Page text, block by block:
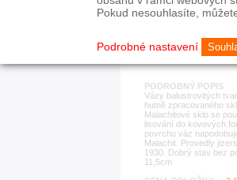
PODROBNÝ POPIS
Vázy balustrovitých
hutně zpracovaného
Malachitové sklo se
lisování do kovových
povrchu váz
Malachit. Provedly
1930. Dobrý stav bez
11,5cm
Pokud nesouhlasíte,
Podrobné nastavení